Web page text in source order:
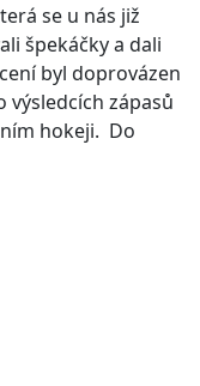
se u nás již
špekáčky a dali
byl doprovázen
výsledcích zápasů
hokeji. Do